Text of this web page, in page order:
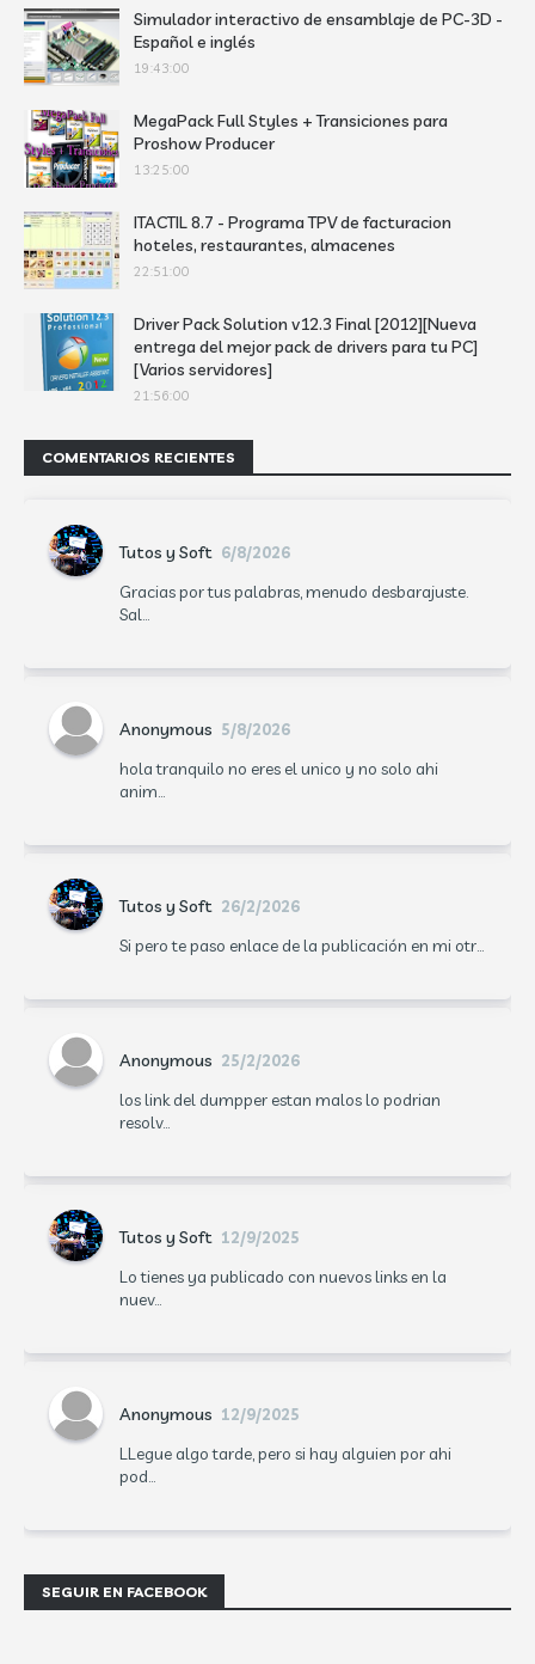
Simulador interactivo de ensamblaje de PC-3D -
Español e inglés
19:43:00
MegaPack Full Styles + Transiciones para
Proshow Producer
13:25:00
ITACTIL 8.7 - Programa TPV de facturacion
hoteles, restaurantes, almacenes
22:51:00
Driver Pack Solution v12.3 Final [2012][Nueva
entrega del mejor pack de drivers para tu PC]
[Varios servidores]
21:56:00
COMENTARIOS RECIENTES
Tutos y Soft 6/8/2026
Gracias por tus palabras, menudo desbarajuste.
Sal...
Anonymous 5/8/2026
hola tranquilo no eres el unico y no solo ahi
anim...
Tutos y Soft 26/2/2026
Si pero te paso enlace de la publicación en mi otr...
Anonymous 25/2/2026
los link del dumpper estan malos lo podrian
resolv...
Tutos y Soft 12/9/2025
Lo tienes ya publicado con nuevos links en la
nuev...
Anonymous 12/9/2025
LLegue algo tarde, pero si hay alguien por ahi
pod...
SEGUIR EN FACEBOOK